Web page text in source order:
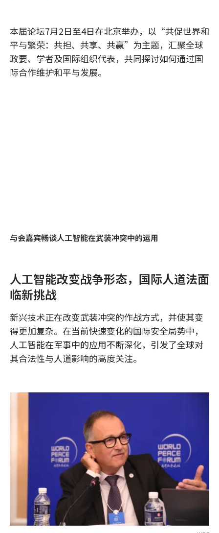
本届论坛7月2日至4日在北京举办，以“共促世界和
平与繁荣：共担、共享、共赢”为主题，汇聚全球
政要、学者及国际组织代表，共同探讨如何通过国
际合作维护和平与发展。
与会嘉宾畅谈人工智能在武装冲突中的运用
人工智能改变战争形态，国际人道法面
临新挑战
新兴技术正在改变武装冲突的作战方式，并使其变
得更加复杂。在当前快速变化的国际安全局势中，
人工智能在军事中的应用不断深化，引发了全球对
其合法性与人道影响的高度关注。